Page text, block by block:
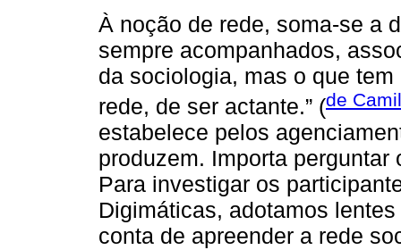
À noção de rede, soma-se a
sempre acompanhados,
da sociologia, mas o que
rede, de ser actante.” (de
estabelece pelos
produzem. Importa
Para investigar os
Digimáticas, adotamos
conta de apreender a rede